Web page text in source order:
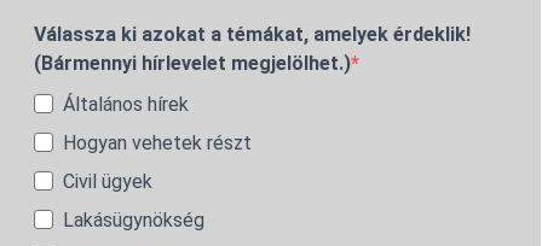
Válassza ki azokat a témákat, amelyek érdeklik!
(Bármennyi hírlevelet megjelölhet.)
Általános hírek
Hogyan vehetek részt
Civil ügyek
Lakásügynökség